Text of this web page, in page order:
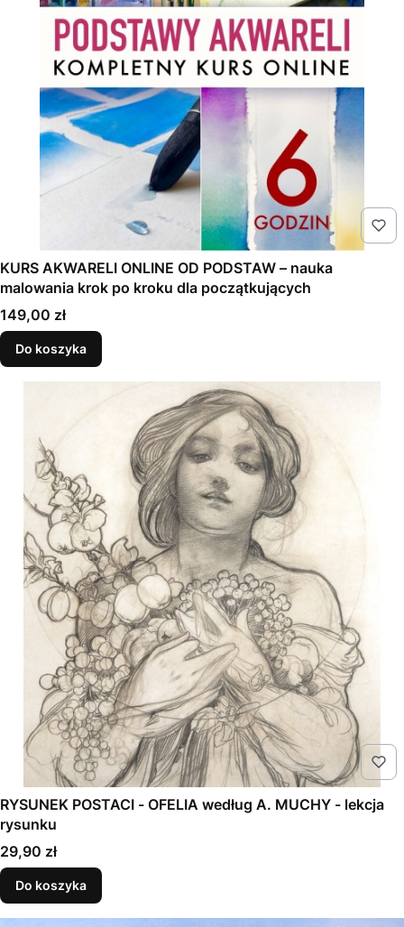
KURS AKWARELI ONLINE OD PODSTAW – nauka
malowania krok po kroku dla początkujących
Cena
149,00 zł
Do koszyka
RYSUNEK POSTACI - OFELIA według A. MUCHY - lekcja
rysunku
Cena
29,90 zł
Do koszyka